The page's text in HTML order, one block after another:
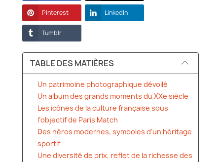
Pinterest LinkedIn
Tumblr
TABLE DES MATIÈRES
Un patrimoine photographique dévoilé
Un album des grands moments du XXe siècle
Les icônes de la culture française sous
l’objectif de Paris Match
Des héros modernes, symboles d’un héritage
sportif
Une diversité de prix, reflet de la richesse des